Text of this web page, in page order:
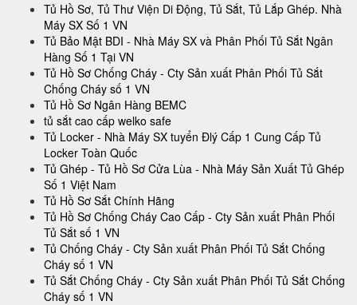
Tủ Hồ Sơ, Tủ Thư Viện Di Động, Tủ Sắt, Tủ Lắp Ghép. Nhà
Máy SX Số 1 VN
Tủ Bảo Mật BDI - Nhà Máy SX và Phân Phối Tủ Sắt Ngân
Hàng Số 1 Tại VN
Tủ Hồ Sơ Chống Cháy - Cty Sản xuất Phân Phối Tủ Sắt
Chống Cháy số 1 VN
Tủ Hồ Sơ Ngân Hàng BEMC
tủ sắt cao cấp welko safe
Tủ Locker - Nhà Máy SX tuyển Đlý Cấp 1 Cung Cấp Tủ
Locker Toàn Quốc
Tủ Ghép - Tủ Hồ Sơ Cửa Lùa - Nhà Máy Sản Xuất Tủ Ghép
Số 1 Việt Nam
Tủ Hồ Sơ Sắt Chính Hãng
Tủ Hồ Sơ Chống Cháy Cao Cấp - Cty Sản xuất Phân Phối
Tủ Sắt số 1 VN
Tủ Chống Cháy - Cty Sản xuất Phân Phối Tủ Sắt Chống
Cháy số 1 VN
Tủ Sắt Chống Cháy - Cty Sản xuất Phân Phối Tủ Sắt Chống
Cháy số 1 VN